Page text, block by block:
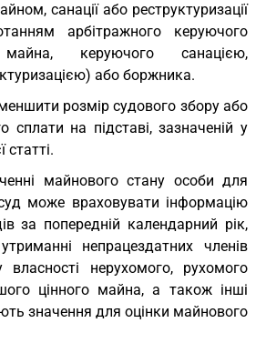
санації або реструктуризації
арбітражного керуючого
майна, керуючого санацією,
або боржника.
розмір судового збору або
сплати на підставі, зазначеній у
статті.
майнового стану особи для
суд може враховувати інформацію
за попередній календарний рік,
непрацездатних членів
власності нерухомого, рухомого
цінного майна, а також інші
значення для оцінки майнового